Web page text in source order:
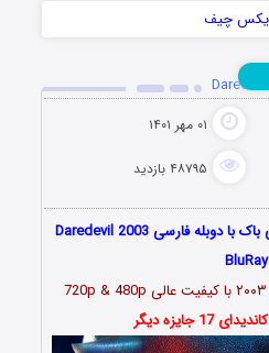
۰۱ مهر ۱۴۰۱
۴۸۷۹۵ بازدید
دانلود رایگان فیلم سینمایی بی باک با دوبله فارسی Daredevil 2003
BluRay